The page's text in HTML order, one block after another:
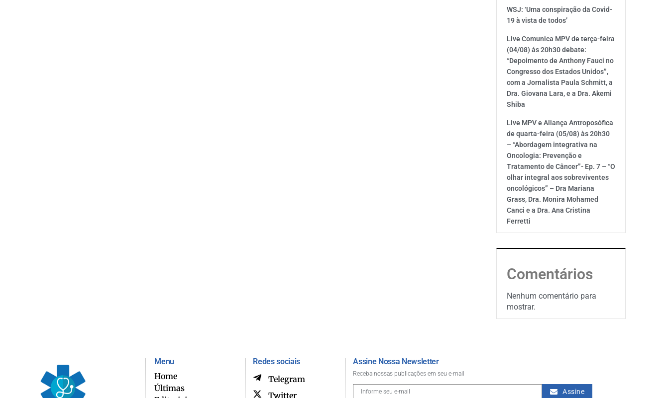
WSJ: ‘Uma conspiração da Covid-
19 à vista de todos’
Live Comunica MPV de terça-feira
(04/08) ás 20h30 debate:
“Depoimento de Anthony Fauci no
Congresso dos Estados Unidos”,
com a Jornalista Paula Schmitt, a
Dra. Giovana Lara, e a Dra. Akemi
Shiba
Live MPV e Aliança Antroposófica
de quarta-feira (05/08) às 20h30
– “Abordagem integrativa na
Oncologia: Prevenção e
Tratamento de Câncer”- Ep. 7 – “O
olhar integral aos sobreviventes
oncológicos” – Dra Mariana
Grass, Dra. Monira Mohamed
Canci e a Dra. Ana Cristina
Ferretti
Comentários
Nenhum comentário para
mostrar.
Menu
Home
Últimas
Redes sociais
Telegram
Twitter
Assine Nossa Newsletter
Receba nossas publicações em seu e-mail
Assine